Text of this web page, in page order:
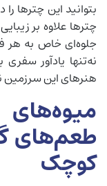
بتوانید این چترها را
چترها علاوه بر
جلوه‌ای خاص به هر
نه‌تنها یادآور
هنرهای این سرزمین
طعم‌های
کوچک